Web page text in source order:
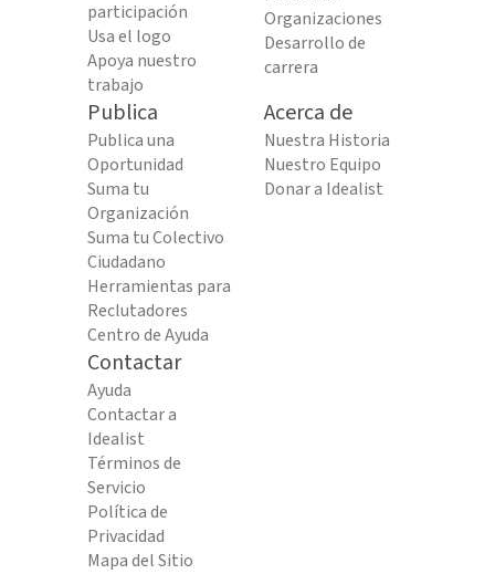
participación
Usa el logo
Apoya nuestro
trabajo
Organizaciones
Desarrollo de
carrera
Publica
Publica una
Oportunidad
Suma tu
Organización
Suma tu Colectivo
Ciudadano
Herramientas para
Reclutadores
Centro de Ayuda
Acerca de
Nuestra Historia
Nuestro Equipo
Donar a Idealist
Contactar
Ayuda
Contactar a
Idealist
Términos de
Servicio
Política de
Privacidad
Mapa del Sitio